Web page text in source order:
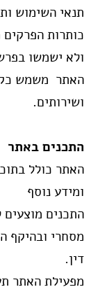
תנאי השימוש
כותרות
ולא ישמשו
האתר משמש
ושירותים.
התכנים באתר
האתר כולל
ומידע נוסף
התכנים
מסחרי ובהיקף
דין.
מפעילת האתר